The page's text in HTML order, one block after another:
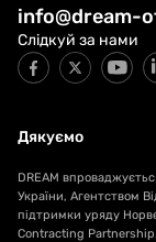
info@dream-
Слідкуй за нами
Дякуємо
DREAM
України, Агентством
підтримки уряду
Contracting Partnership.